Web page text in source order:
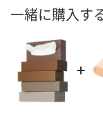
一緒に購入す